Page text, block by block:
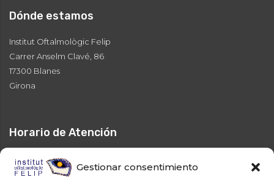
Gestionar consentimiento
Dónde estamos
Institut Oftalmològic Felip
Carrer Anselm Clavé, 86
17300 Blanes
Girona
Horario de Atención
Dilluns
Dimarts